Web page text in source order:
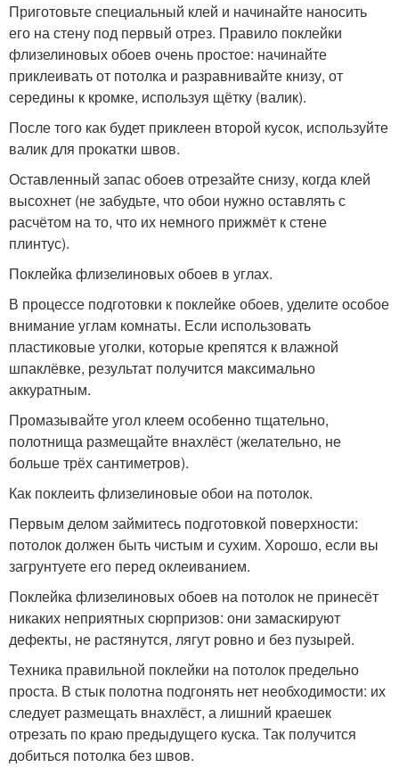
Приготовьте специальный клей и начинайте наносить
его на стену под первый отрез. Правило поклейки
флизелиновых обоев очень простое: начинайте
приклеивать от потолка и разравнивайте книзу, от
середины к кромке, используя щётку (валик).
После того как будет приклеен второй кусок, используйте
валик для прокатки швов.
Оставленный запас обоев отрезайте снизу, когда клей
высохнет (не забудьте, что обои нужно оставлять с
расчётом на то, что их немного прижмёт к стене
плинтус).
Поклейка флизелиновых обоев в углах.
В процессе подготовки к поклейке обоев, уделите особое
внимание углам комнаты. Если использовать
пластиковые уголки, которые крепятся к влажной
шпаклёвке, результат получится максимально
аккуратным.
Промазывайте угол клеем особенно тщательно,
полотнища размещайте внахлёст (желательно, не
больше трёх сантиметров).
Как поклеить флизелиновые обои на потолок.
Первым делом займитесь подготовкой поверхности:
потолок должен быть чистым и сухим. Хорошо, если вы
загрунтуете его перед оклеиванием.
Поклейка флизелиновых обоев на потолок не принесёт
никаких неприятных сюрпризов: они замаскируют
дефекты, не растянутся, лягут ровно и без пузырей.
Техника правильной поклейки на потолок предельно
проста. В стык полотна подгонять нет необходимости: их
следует размещать внахлёст, а лишний краешек
отрезать по краю предыдущего куска. Так получится
добиться потолка без швов.